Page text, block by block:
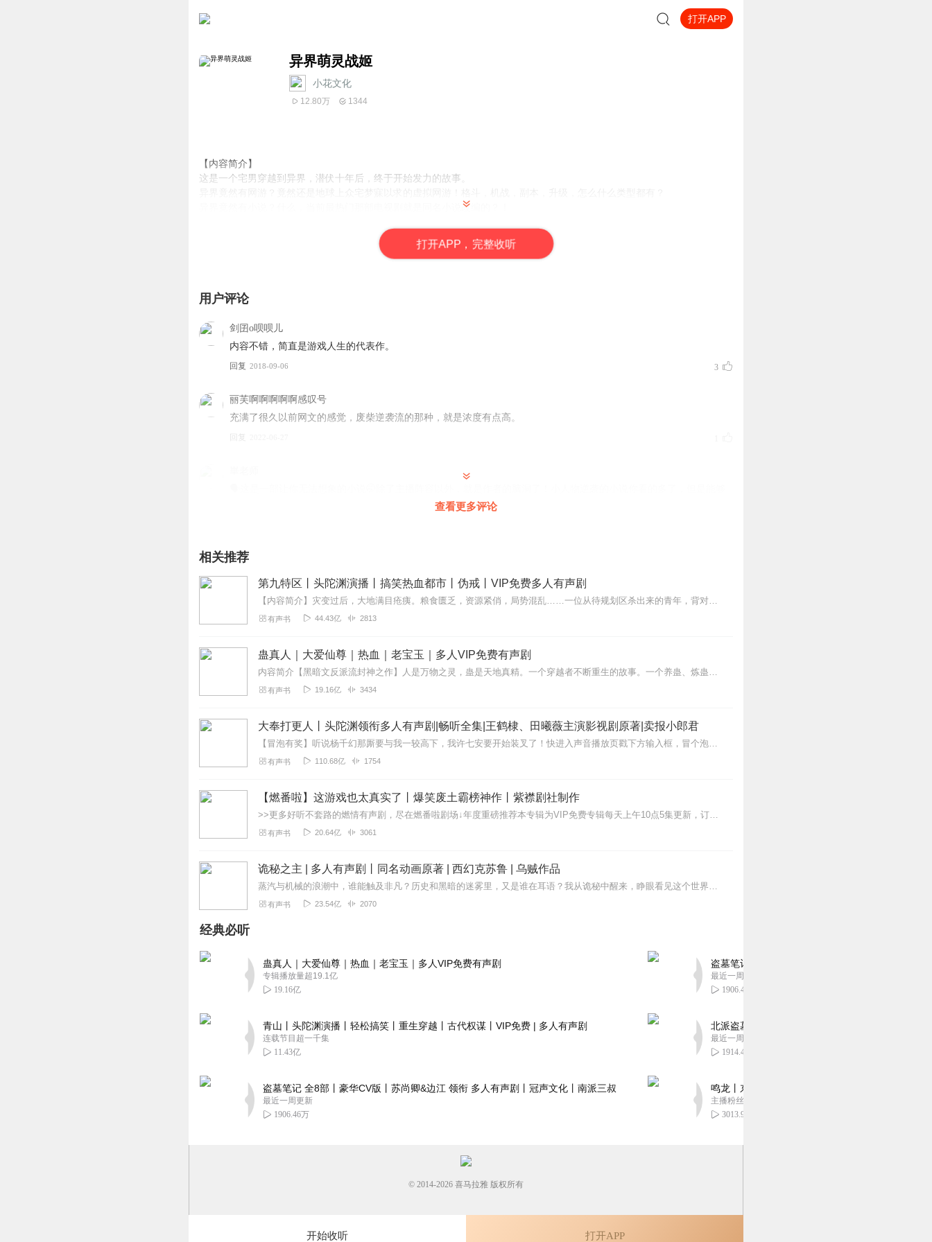
打开APP
异界萌灵战姬
小花文化
12.80万 1344
【内容简介】
这是一个宅男穿越到异界，潜伏十年后，终于开始发力的故事。
异界竟然有小说？什么，当前最热门那部电视剧就是同名小说改编的？！
“其实，在异界，除了战斗和妹子，还有很多事情可以干。”——李云语
作者：吹晓风，网络小说作家。
【购买须知】
1、本作品为付费有声书，前64集为免费试听，购买成功后，即可收听，可下载重复收听。
2、版权归原作者所有，严禁翻录成任何形式，严禁在任何第三方平台传播，违者将追究其法律责任。
4、在购买过程中，如果你有任何问题，可以在微信搜索公众号【bestxmly】或搜索【喜马拉雅付费精品】来随时咨询问题，
也可以拨打客服电话：4008385616或者0514-82395848。
打开APP，完整收听
用户评论
剑囝o呗呗儿
内容不错，简直是游戏人生的代表作。
回复 2018-09-06 3
丽芙啊啊啊啊啊感叹号
充满了很久以前网文的感觉，废柴逆袭流的那种，就是浓度有点高。
回复
从地下十八层一跃冲上云霄的，恐怕你没怎么见过？🤪啥也不说了，更精彩的内容去书里找😎只要是你想要的这里都
远支持主播大大 支持主播的所有专辑 恭喜新专辑大卖！订阅 收听 分享 5星好评顶起 必火💪💪💪💪🗣这是一部让你无
2021-04-26
呵呵_ix6
2019-01-10
宅到没朋友_zf
2019-04-01
星灵的旅途
2021-06-14
rdu24s4d3ned0ydax3hf
2021-11-23
查看更多评论
相关推荐
第九特区丨头陀渊演播丨搞笑热血都市丨伪戒丨VIP免费多人有声剧
【内容简介】灾变过后，大地满目疮痍。粮食匮乏，资源紧俏，局势混乱……一位从待规划区杀出来的青年，背对着漫天黄沙，孤身来到九区谋生，却不曾想偶然结识三五好友，一念...
有声书 44.43亿 2813
蛊真人｜大爱仙尊｜热血｜老宝玉｜多人VIP免费有声剧
内容简介【黑暗文反派流封神之作】人是万物之灵，蛊是天地真精。一个穿越者不断重生的故事。一个养蛊、炼蛊、用蛊的奇特世界。配音组（男角色）老宝玉旁白...
有声书 19.16亿 3434
大奉打更人丨头陀渊领衔多人有声剧|畅听全集|王鹤棣、田曦薇主演影视剧原著|卖报小郎君
【冒泡有奖】听说杨千幻那厮要与我一较高下，我许七安要开始装叉了！快进入声音播放页戳下方输入框，冒个泡偷偷告诉我，我要用哪些诗词才能胜过他？说得好的，有赏！202...
有声书 110.68亿 1754
【燃番啦】这游戏也太真实了丨爆笑废土霸榜神作丨紫襟剧社制作
>>更多好听不套路的燃情有声剧，尽在燃番啦剧场↓年度重磅推荐本专辑为VIP免费专辑每天上午10点5集更新，订阅可以听到最新内容哦！每周抽一个专辑五星优质评论送...
有声书 20.64亿 3061
诡秘之主 | 多人有声剧丨同名动画原著 | 西幻克苏鲁 | 乌贼作品
蒸汽与机械的浪潮中，谁能触及非凡？历史和黑暗的迷雾里，又是谁在耳语？我从诡秘中醒来，睁眼看见这个世界：枪械，大炮，巨舰，飞空艇，差分机；魔药，占卜，诅咒，倒吊人...
有声书 23.54亿 2070
经典必听
蛊真人｜大爱仙尊｜热血｜老宝玉｜多人VIP免费有声剧
专辑播放量超19.1亿
19.16亿
青山丨头陀渊演播丨轻松搞笑丨重生穿越丨古代权谋丨VIP免费 | 多人有声剧
连载节目超一千集
11.43亿
盗墓笔记 全8部丨豪华CV版丨苏尚卿&边江 领衔 多人有声剧丨冠声文化丨南派三叔
最近一周更新
1906.46万
盗墓笔记 全8部丨豪华CV版丨苏尚卿&边江 领衔
最近一周更新
1906.46万
北派盗墓笔记丨头陀渊出品丨悬疑灵异丨摸金校尉
最近一周更新
1914.48万
鸣龙丨东方玄幻丨紫襟团队丨轻松搞笑丨多人有声
主播粉丝2837万
3013.97万
开始收听 打开APP
© 2014-2026 喜马拉雅 版权所有